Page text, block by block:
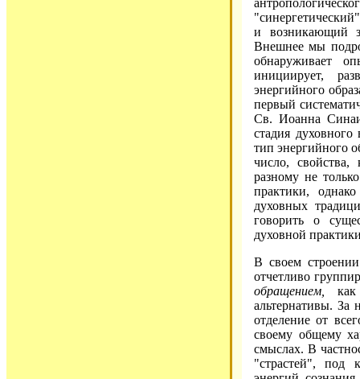
и возникающий
Внешнее мы
обнаруживает
инициирует,
энергийного
первый
Св. Иоанна
стадия
тип энергийного
число, свойства,
разному не
практики,
духовных
говорить о
духовной
В своем
отчетливо
обращением,
как
альтернативы. За
отделение от
своему общему
смыслах. В
"страстей", под